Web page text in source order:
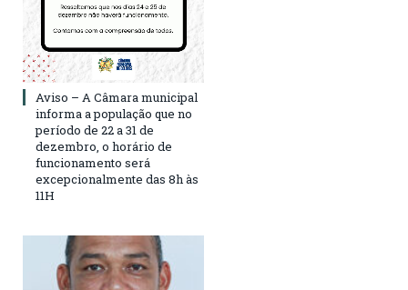
Aviso – A Câmara municipal
informa a população que no
período de 22 a 31 de
dezembro, o horário de
funcionamento será
excepcionalmente das 8h às
11H